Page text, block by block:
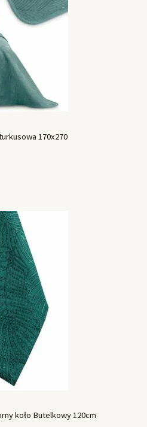
170x270
koło Butelkowy 120cm